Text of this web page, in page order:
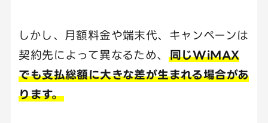
しかし、月額料金や端末代、キャンペーンは
契約先によって異なるため、 同じWiMAX
でも支払総額に大きな差が生まれる場合があ
ります。